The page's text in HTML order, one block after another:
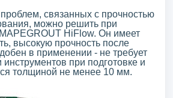
связанных с прочностью
можно решить при
HiFlow. Он имеет
высокую прочность после
в применении - не требует
при подготовке и
толщиной не менее 10 мм.